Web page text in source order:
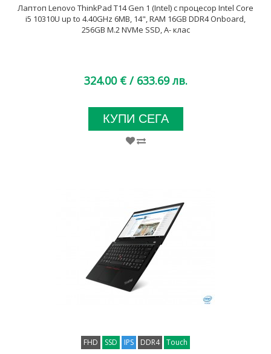
Лаптоп Lenovo ThinkPad T14 Gen 1 (Intel) с процесор Intel Core
i5 10310U up to 4.40GHz 6MB, 14", RAM 16GB DDR4 Onboard,
256GB M.2 NVMe SSD, A- клас
324.00 € / 633.69 лв.
КУПИ СЕГА
FHD SSD IPS DDR4 Touch